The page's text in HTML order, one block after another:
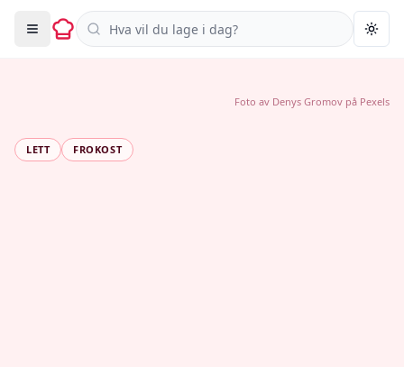
Søk i oppskrifter
LETT FROKOST
Foto av Denys Gromov på Pexels